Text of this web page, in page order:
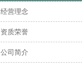
经营理念
资质荣誉
公司简介